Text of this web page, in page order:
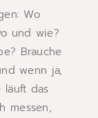
Wo
und wie?
Brauche
wenn ja,
läuft das
messen,